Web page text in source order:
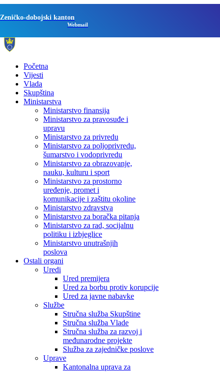
Zeničko-dobojski kanton
Webmail
Početna
Vijesti
Vlada
Skupština
Ministarstva
Ministarstvo finansija
Ministarstvo za pravosuđe i
upravu
Ministarstvo za privredu
Ministarstvo za poljoprivredu,
šumarstvo i vodoprivredu
Ministarstvo za obrazovanje,
nauku, kulturu i sport
Ministarstvo za prostorno
uređenje, promet i
komunikacije i zaštitu okoline
Ministarstvo zdravstva
Ministarstvo za boračka pitanja
Ministarstvo za rad, socijalnu
politiku i izbjeglice
Ministarstvo unutrašnjih
poslova
Ostali organi
Uredi
Ured premijera
Ured za borbu protiv korupcije
Ured za javne nabavke
Službe
Stručna služba Skupštine
Stručna služba Vlade
Stručna služba za razvoj i
međunarodne projekte
Služba za zajedničke poslove
Uprave
Kantonalna uprava za